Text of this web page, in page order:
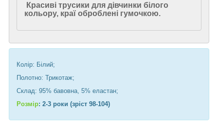
Красиві трусики для дівчинки білого
кольору, краї оброблені гумочкою.
Колір: Білий;
Полотно: Трикотаж;
Склад: 95% бавовна, 5% еластан;
Розмір: 2-3 роки (зріст 98-104)